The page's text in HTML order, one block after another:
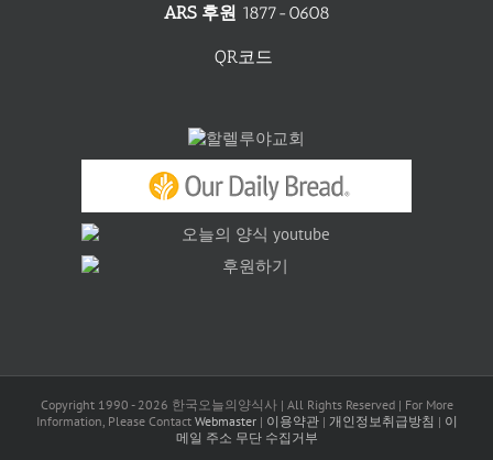
ARS 후원 1877-0608
QR코드
Copyright 1990 - 2026 한국오늘의양식사 | All Rights Reserved | For More
Information, Please Contact Webmaster| 이용약관| 개인정보취급방침 | 이
메일 주소 무단 수집거부